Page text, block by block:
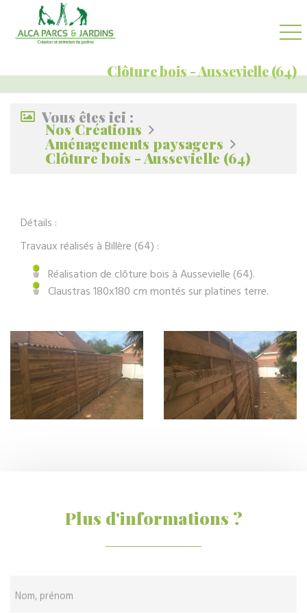
Clôture bois - Aussevielle (64)
Vous êtes ici :
Nos Créations
Aménagements paysagers
Clôture bois - Aussevielle (64)
Détails :
Travaux réalisés à Billère (64) :
Réalisation de clôture bois à Aussevielle (64).
Claustras 180x180 cm montés sur platines terre.
Plus d'informations ?
Nom, prénom